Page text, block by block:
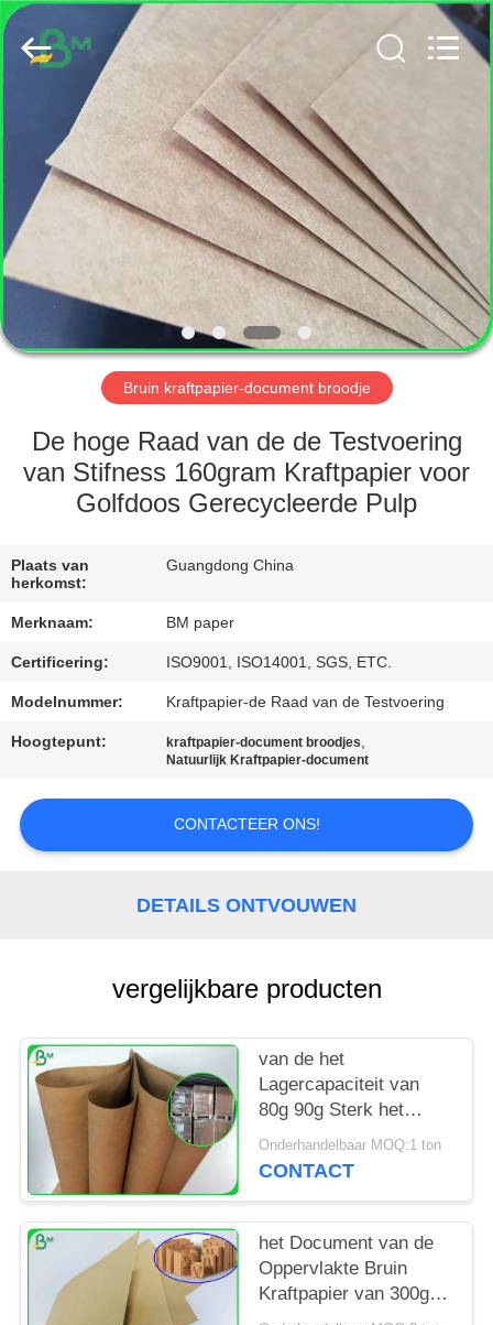
HUIS
PRODUCTEN
ONGEVEER
ONS
FABRIEKSREIS
KWALITEITSCONTROLE
CONTACTEER
GEVALLEN
SITEMAP
PRIVACY
POLICY
GUANGZHOU
BMPAPER
CO.,
LTD..
Rights
Bruin kraftpapier-document broodje
De hoge Raad van de de Testvoering
van Stifness 160gram Kraftpapier voor
Golfdoos Gerecycleerde Pulp
Plaats van
herkomst:
Guangdong China
Merknaam: BM paper
Certificering: ISO9001, ISO14001, SGS, ETC.
Modelnummer: Kraftpapier-de Raad van de Testvoering
Hoogtepunt: kraftpapier-document broodjes,
Natuurlijk Kraftpapier-document
CONTACTEER ONS!
DETAILS ONTVOUWEN
vergelijkbare producten
van de het
Lagercapaciteit van
80g 90g Sterk het
Document van
Kraftpapier Bruin
Onderhandelbaar MOQ:1 ton
CONTACT
het Document van de
Oppervlakte Bruin
Kraftpapier van 300gr
350gr 400gr Vlot